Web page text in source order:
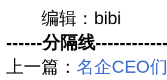
编辑：bibi
------分隔线
上一篇： 名企CEO